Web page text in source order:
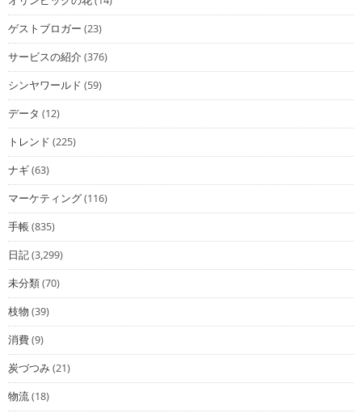
ゲストブロガー (23)
サービスの紹介(376)
シンヤワールド (59)
データ (12)
トレンド (225)
ナギ(63)
マーケティング(116)
手帳(835)
日記(3,299)
未分類(70)
枝物 (39)
消費(9)
炭づつみ(21)
物流(18)